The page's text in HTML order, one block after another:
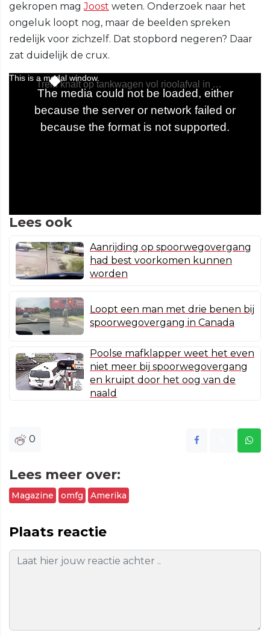
gekropen magJoost weten. Onderzoek naar het
ongeluk loopt nog, maar de beelden spreken
redelijk voor zichzelf. Dat stopbord negeren? Daar
zat duidelijk de crux.
Lees ook
Aanrijding op spoorwegovergang
had best voorkomen kunnen
worden
Loopt een man met drie benen bij
spoorwegovergang in Canada
Poolse mafklapper weet het even
niet meer bij spoorwegovergang
en kruipt door het oog van de
naald
0
Lees meer over:
Magazine omfg Amerika
Plaats reactie